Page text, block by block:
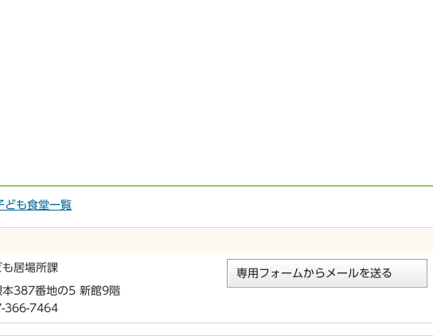
ども食堂一覧
居場所課
本387番地の5 新館9階
366-7464
専用フォームからメールを送る